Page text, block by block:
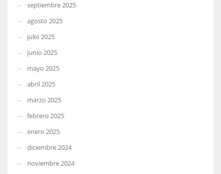
septiembre 2025
agosto 2025
julio 2025
junio 2025
mayo 2025
abril 2025
marzo 2025
febrero 2025
enero 2025
diciembre 2024
noviembre 2024